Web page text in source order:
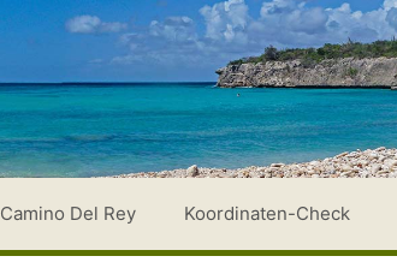
Camino Del Rey Koordinaten-Check